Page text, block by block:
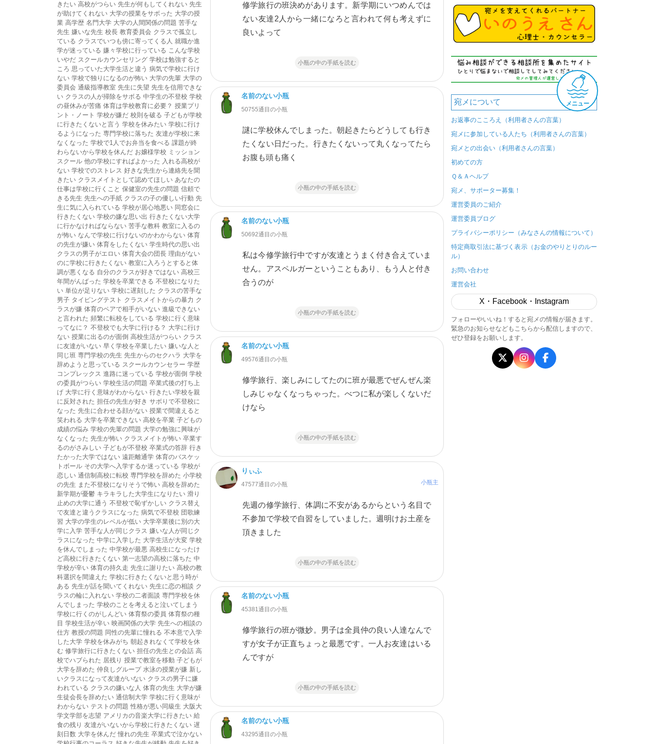
メニュー
きたい 高校がつらい 先生が何もしてくれない 先生
が助けてくれない 大学の授業をサボった 大学の授
業 高学歴 名門大学 大学の人間関係の問題 苦手な
先生 嫌いな先生 校長 教育委員会 クラスで孤立し
ている クラスでいつも傍に寄ってくる人 就職か進
学が迷っている 嫌々学校に行っている こんな学校
いやだ スクールカウンセリング 学校は勉強すると
ころ 思っていた大学生活と違う 病気で学校に行け
ない 学校で独りになるのが怖い 大学の先輩 大学の
委員会 通級指導教室 先生に失望 先生を信用できな
い クラスの人が掃除をサボる 中学生の不登校 学校
の昼休みが苦痛 体育は学校教育に必要？ 授業プリ
ント・ノート 学校が嫌だ 校則を破る 子どもが学校
に行きたくないと言う 学校を休みたい 学校に行け
るようになった 専門学校に落ちた 友達が学校に来
なくなった 学校で1人でお弁当を食べる 課題が終
わらないから学校を休んだ お嬢様学校 ミッション
スクール 他の学校にすればよかった 入れる高校が
ない 学校でのストレス 好きな先生から連絡先を聞
きたい クラスメイトとして認めてほしい あなたの
仕事は学校に行くこと 保健室の先生の問題 信頼で
きる先生 先生への手紙 クラスの子の優しい行動 先
生に気に入られている 学校が居心地悪い 同窓会に
行きたくない 学校の嫌な思い出 行きたくない大学
に行かなければならない 苦手な教科 教室に入るの
が怖い なんで学校に行けないのかわからない 体育
の先生が嫌い 体育をしたくない 学生時代の思い出
クラスの男子がエロい 体育大会の団長 理由がない
のに学校に行きたくない 教室に入ろうとすると体
調が悪くなる 自分のクラスが好きではない 高校三
年間がんばった 学校を卒業できる 不登校になりた
い 単位が足りない 学校に遅刻した クラスの苦手な
男子 タイピングテスト クラスメイトからの暴力 ク
ラスが嫌 体育のペアで相手がいない 進級できない
と言われた 頻繁に転校をしている 学校に行く意味
ってなに？ 不登校でも大学に行ける？ 大学に行け
ない 授業に出るのが面倒 高校生活がつらい クラス
に友達がいない 早く学校を卒業したい 嫌いな人と
同じ班 専門学校の先生 先生からのセクハラ 大学を
辞めようと思っている スクールカウンセラー 学歴
コンプレックス 進路に迷っている 学校が面倒 学校
の委員がつらい 学校生活の問題 卒業式後の打ち上
げ 大学に行く意味がわからない 行きたい学校を親
に反対された 担任の先生が好き サボりで不登校に
なった 先生に合わせる顔がない 授業で間違えると
笑われる 大学を卒業できない 高校を卒業 子どもの
成績の悩み 学校の先輩の問題 大学の勉強に興味が
なくなった 先生が怖い クラスメイトが怖い 卒業す
るのがさみしい 子どもが不登校 卒業式の答辞 行き
たかった大学ではない 遠距離通学 体育のバスケッ
トボール その大学へ入学するか迷っている 学校が
恋しい 通信制高校に転校 専門学校を辞めた 小学校
の先生 また不登校になりそうで怖い 高校を辞めた
新学期が憂鬱 キラキラした大学生になりたい 滑り
止めの大学に通う 不登校で恥ずかしい クラス替え
で友達と違うクラスになった 病気で不登校 団歌練
習 大学の学生のレベルが低い 大学卒業後に別の大
学に入学 苦手な人が同じクラス 嫌いな人が同じク
ラスになった 中学に入学した 大学生活が大変 学校
を休んでしまった 中学校が最悪 高校生になったけ
ど高校に行きたくない 第一志望の高校に落ちた 中
学校が辛い 体育の持久走 先生に謝りたい 高校の教
科選択を間違えた 学校に行きたくないと思う時が
ある 先生が話を聞いてくれない 先生に恋の相談 ク
ラスの輪に入れない 学校の二者面談 専門学校を休
んでしまった 学校のことを考えると泣いてしまう
学校に行くのがしんどい 体育祭の委員 体育祭の種
目 学校生活が辛い 映画関係の大学 先生への相談の
仕方 教授の問題 同性の先輩に憧れる 不本意で入学
した大学 学校を休みがち 朝起きれなくて学校を休
む 修学旅行に行きたくない 担任の先生との会話 高
校でハブられた 居残り 授業で教室を移動 子どもが
大学を辞めた 仲良しグループ 水泳の授業が嫌 新し
いクラスになって友達がいない クラスの男子に嫌
われている クラスの嫌いな人 体育の先生 大学が嫌
生徒会長を辞めたい 通信制大学 学校に行く意味が
わからない テストの問題 性格が悪い同級生 大阪大
学文学部を志望 アメリカの音楽大学に行きたい 給
食の残り 友達がいないから学校に行きたくない 遅
刻日数 大学を休んだ 憧れの先生 卒業式で泣かない
修学旅行の班決めがあります。新学期にいつめんでは
ない友達2人から一緒になろと言われて何も考えずに
良いよって
小瓶の中の手紙を読む
名前のない小瓶
50755通目の小瓶
謎に学校休んでしまった。朝起きたらどうしても行き
たくない日だった。行きたくないって丸くなってたら
お腹も頭も痛く
小瓶の中の手紙を読む
名前のない小瓶
50692通目の小瓶
私は今修学旅行中ですが友達とうまく付き合えていま
せん。アスペルガーということもあり、もう人と付き
合うのが
小瓶の中の手紙を読む
名前のない小瓶
49576通目の小瓶
修学旅行、楽しみにしてたのに班が最悪でぜんぜん楽
しみじゃなくなっちゃった。べつに私が楽しくないだ
けなら
小瓶の中の手紙を読む
りぃふ
47577通目の小瓶 小瓶主
先週の修学旅行、体調に不安があるからという名目で
不参加で学校で自習をしていました。週明けお土産を
頂きました
小瓶の中の手紙を読む
名前のない小瓶
45381通目の小瓶
修学旅行の班が微妙。男子は全員仲の良い人達なんで
すが女子が正直ちょっと最悪です。一人お友達はいる
んですが
小瓶の中の手紙を読む
名前のない小瓶
43295通目の小瓶
宛メについて
お返事のこころえ（利用者さんの言葉）
宛メに参加している人たち（利用者さんの言葉）
宛メとの出会い（利用者さんの言葉）
初めての方
Ｑ＆Ａヘルプ
宛メ、サポーター募集！
運営委員のご紹介
運営委員ブログ
プライバシーポリシー（みなさんの情報について）
特定商取引法に基づく表示（お金のやりとりのルー
ル）
お問い合わせ
運営会社
X・Facebook・Instagram
フォローやいいね！すると宛メの情報が届きます。
緊急のお知らせなどもこちらから配信しますので、
ぜひ登録をお願いします。